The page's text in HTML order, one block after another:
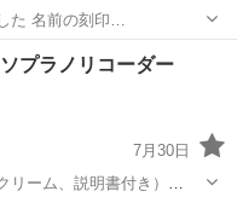
た 名前の刻印…
セブンイレブン
ラノリコーダー
7月30日
リーム、説明書付き）